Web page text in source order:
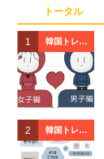
トータル
1 韓国トレン
ド
2 韓国トレン
ド